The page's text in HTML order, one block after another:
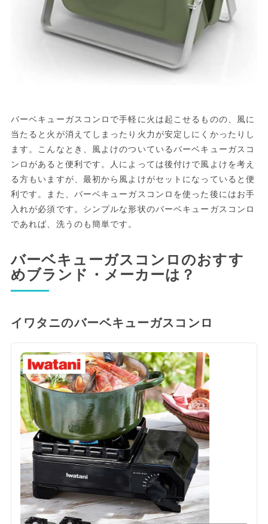
バーベキューガスコンロで手軽に火は起こせるものの、風に
当たると火が消えてしまったり火力が安定しにくかったりし
ます。こんなとき、風よけのついているバーベキューガスコ
ンロがあると便利です。人によっては後付けで風よけを考え
る方もいますが、最初から風よけがセットになっていると便
利です。また、バーベキューガスコンロを使った後にはお手
入れが必須です。シンプルな形状のバーベキューガスコンロ
であれば、洗うのも簡単です。
バーベキューガスコンロのおすす
めブランド・メーカーは？
イワタニのバーベキューガスコンロ